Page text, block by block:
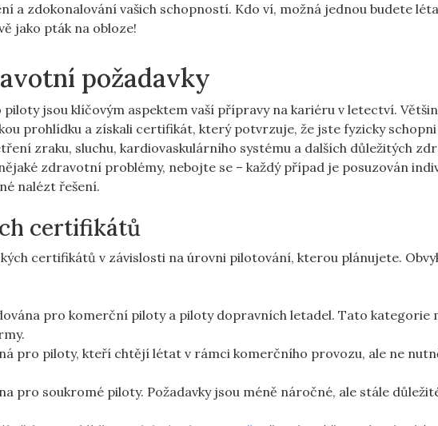
a zdokonalování vašich schopností. Kdo ví, možná jednou budete
jako pták na obloze!
požadavky
jsou klíčovým aspektem vaší přípravy na kariéru v letectví.
prohlídku a získali certifikát, který potvrzuje, že jste fyzicky
zraku, sluchu, kardiovaskulárního systému a dalších důležitých
zdravotní problémy, nebojte se – každý případ je posuzován
nalézt řešení.
certifikátů
certifikátů v závislosti na úrovni pilotování, kterou plánujete.
pro komerční piloty a piloty dopravních letadel. Tato kategorie
pro piloty, kteří chtějí létat v rámci komerčního provozu, ale ne
pro soukromé piloty. Požadavky jsou méně náročné, ale stále